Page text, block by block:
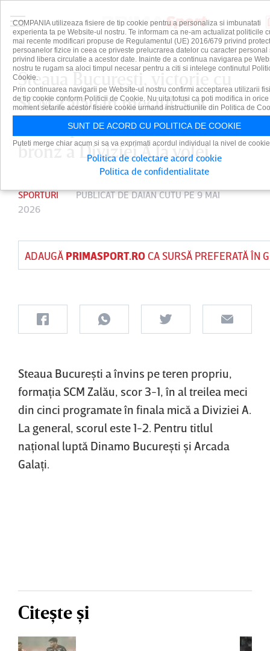
Steaua Bucureşti, victorie cu
SCM Zalău în meciul 3 al
finalei pentru medalia de
bronz a Diviziei A la volei
SPORTURI PUBLICAT DEDAIAN CUTUPE 9 MAI
2026
ADAUGĂ PRIMASPORT.ROCA SURSĂ PREFERATĂ ÎN
Steaua Bucureşti a învins pe teren propriu,
formaţia SCM Zalău, scor 3-1, în al treilea meci
din cinci programate în finala mică a Diviziei A.
La general, scorul este 1-2. Pentru titlul
naţional luptă Dinamo Bucureşti şi Arcada
Galaţi.
Citește și
COMPANIA utilizeaza fisiere de tip cookie pentru a personaliza si imbunatati
experienta ta pe Website-ul nostru. Te informam ca ne-am actualizat politicile
mai recente modificari propuse de Regulamentul (UE) 2016/679 privind
persoanelor fizice in ceea ce priveste prelucrarea datelor cu caracter personal
privind libera circulatie a acestor date. Inainte de a continua navigarea pe
nostru te rugam sa aloci timpul necesar pentru a citi si intelege continutul
Cookie.
Prin continuarea navigarii pe Website-ul nostru confirmi acceptarea utilizarii
de tip cookie conform Politicii de Cookie. Nu uita totusi ca poti modifica in orice
moment setarile acestor fisiere cookie urmand instructiunile din Politica de
SUNT DE ACORD CU POLITICA DE COOKIE
Puteti merge chiar acum si sa va exprimati acordul individual la nivel de
Politica de colectare acord cookie
Politica de confidentialitate